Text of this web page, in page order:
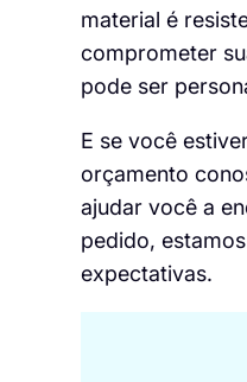
material é
comprometer
pode ser
E se você
orçamento
ajudar você a
pedido,
expectativas.